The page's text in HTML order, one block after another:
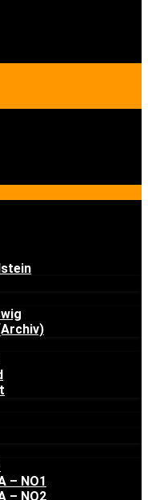
– NO1
– NO2